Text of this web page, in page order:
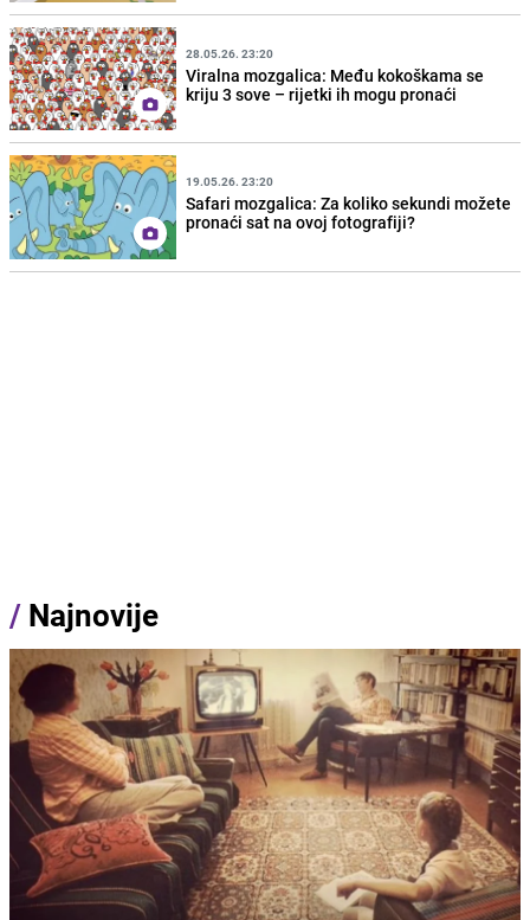
28.05.26. 23:20
Viralna mozgalica: Među kokoškama se
kriju 3 sove – rijetki ih mogu pronaći
19.05.26. 23:20
Safari mozgalica: Za koliko sekundi možete
pronaći sat na ovoj fotografiji?
/ Najnovije